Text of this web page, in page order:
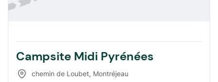
Campsite Midi Pyrénées
chemin de Loubet, Montréjeau